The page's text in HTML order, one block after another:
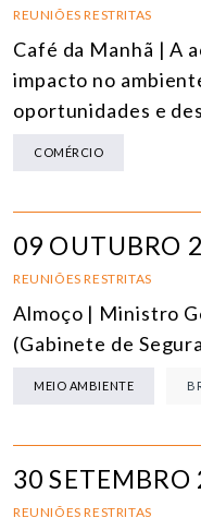
REUNIÕES RESTRITAS
Café da Manhã | A
impacto no
oportunidades e
COMÉRCIO
09 OUTUBRO
REUNIÕES RESTRITAS
Almoço | Ministro
(Gabinete de
MEIO AMBIENTE
30 SETEMBRO
REUNIÕES RESTRITAS